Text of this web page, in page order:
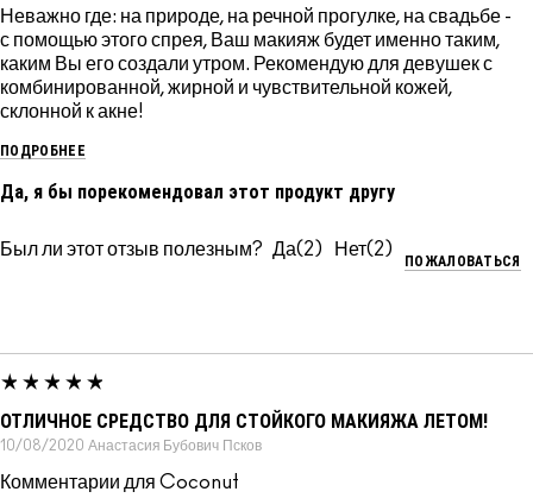
Неважно где: на природе, на речной прогулке, на свадьбе -
с помощью этого спрея, Ваш макияж будет именно таким,
каким Вы его создали утром. Рекомендую для девушек с
комбинированной, жирной и чувствительной кожей,
склонной к акне!
ПОДРОБНЕЕ
Да, я бы порекомендовал этот продукт другу
Был ли этот отзыв полезным? 2 2
ПОЖАЛОВАТЬСЯ
ОТЛИЧНОЕ СРЕДСТВО ДЛЯ СТОЙКОГО МАКИЯЖА ЛЕТОМ!
10/08/2020 Анастасия Бубович Псков
Комментарии для Coconut